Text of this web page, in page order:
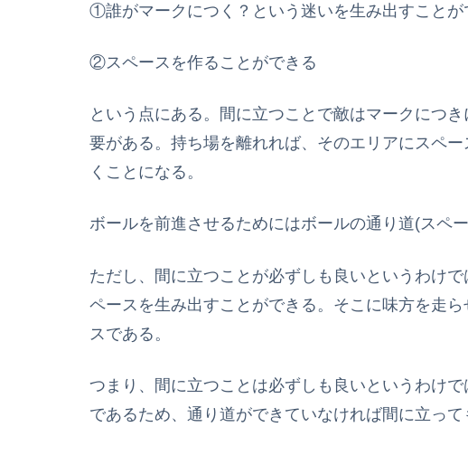
①誰がマークにつく？という迷いを生み出すことが
②スペースを作ることができる
という点にある。間に立つことで敵はマークにつ
要がある。持ち場を離れれば、そのエリアにスペ
くことになる。
ボールを前進させるためにはボールの通り道(スペ
ただし、間に立つことが必ずしも良いというわけ
ペースを生み出すことができる。そこに味方を走
スである。
つまり、間に立つことは必ずしも良いというわけ
であるため、通り道ができていなければ間に立って